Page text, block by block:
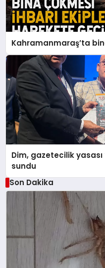
Kahramanmaraş’ta
Dim, gazetecilik yasası
sundu
Son Dakika